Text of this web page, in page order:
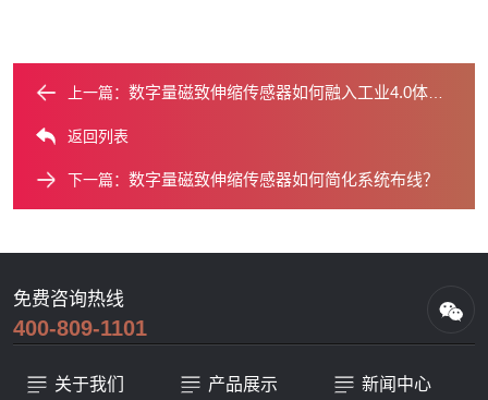
上一篇： 数字量磁致伸缩传感器如何融入工业4.0体系？
返回列表
下一篇： 数字量磁致伸缩传感器如何简化系统布线？
免费咨询热线
400-809-1101
关于我们 产品展示 新闻中心